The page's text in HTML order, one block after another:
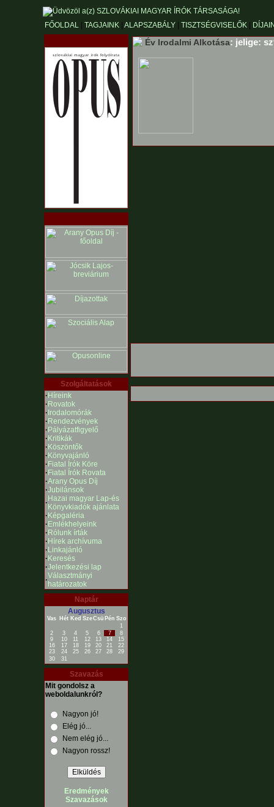
FŐOLDAL TAGJAINK ALAPSZABÁLY TISZTSÉGVISELŐK
Szolgáltatások
· Híreink
· Rovatok
· Irodalomórák
· Rendezvények
· Pályázatfigyelő
· Kritikák
· Köszöntők
· Könyvajánló
· Fiatal Írók Köre
· Fiatal Írók Rovata
·Arany Opus Díj
·Jubilánsok
· Hazai magyar Lap-és
Könyvkiadók ajánlata
· Képgaléria
· Emlékhelyeink
· Rólunk írták
· Hírek archívuma
· Linkajánló
· Keresés
·Jelentkezési lap
·Választmányi
határozatok
Naptár
Augusztus
Vas Hét Ked SzeCsü Pén Szo
1
2
3 4 5 6 7
8
9
10 11 12 13 14
15
16
17 18 19 20 21
22
23
24 25 26 27 28
29
30
31
Szavazás
Mit gondolsz a
weboldalunkról?
Nagyon jó!
Elég jó...
Nem elég jó...
Nagyon rossz!
Eredmények
Szavazások
Év Irodalmi Alkotása: jelige: